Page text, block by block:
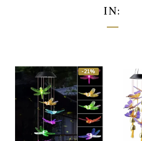
IN:
-21%